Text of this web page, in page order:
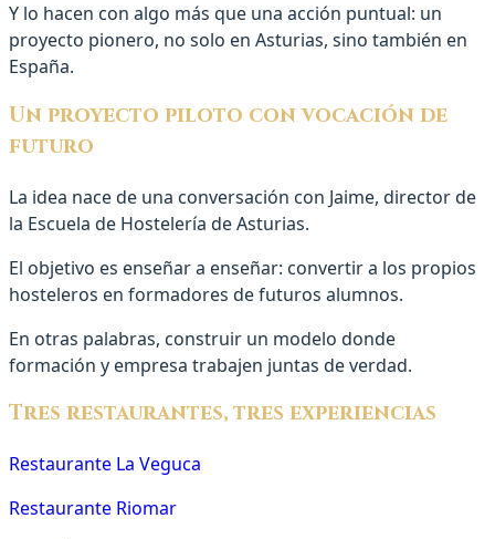
Y lo hacen con algo más que una acción puntual: un
proyecto pionero, no solo en Asturias, sino también en
España.
Un proyecto piloto con vocación de
futuro
La idea nace de una conversación con Jaime, director de
la Escuela de Hostelería de Asturias.
El objetivo es enseñar a enseñar: convertir a los propios
hosteleros en formadores de futuros alumnos.
En otras palabras, construir un modelo donde
formación y empresa trabajen juntas de verdad.
Tres restaurantes, tres experiencias
Restaurante La Veguca
Restaurante Riomar